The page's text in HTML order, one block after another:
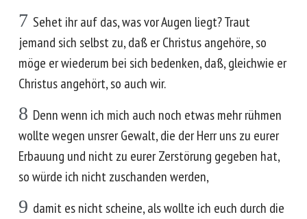
7 Sehet ihr auf das, was vor Augen liegt? Traut
jemand sich selbst zu, daß er Christus angehöre, so
möge er wiederum bei sich bedenken, daß, gleichwie er
Christus angehört, so auch wir.
8 Denn wenn ich mich auch noch etwas mehr rühmen
wollte wegen unsrer Gewalt, die der Herr uns zu eurer
Erbauung und nicht zu eurer Zerstörung gegeben hat,
so würde ich nicht zuschanden werden,
9 damit es nicht scheine, als wollte ich euch durch die